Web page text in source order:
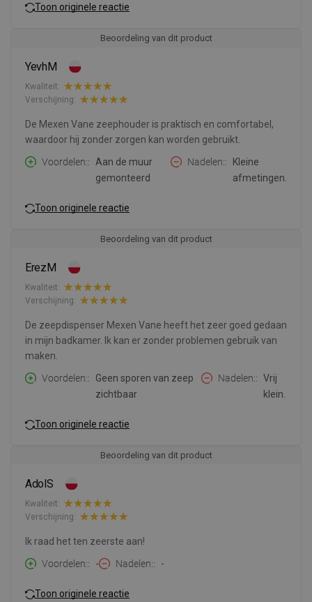
Toon originele reactie
Beoordeling van dit product
YevhM
Kwaliteit:
Verschijning:
De Mexen Vane zeephouder is praktisch en comfortabel,
waardoor hij zonder zorgen kan worden gebruikt.
Voordelen:
Aan de muur
gemonteerd
Nadelen:
Kleine
afmetingen.
Toon originele reactie
Beoordeling van dit product
ErezM
Kwaliteit:
Verschijning:
De zeepdispenser Mexen Vane heeft het zeer goed gedaan
in mijn badkamer. Ik kan er zonder problemen gebruik van
maken.
Voordelen:
Geen sporen van zeep
zichtbaar
Nadelen:
Vrij
klein.
Toon originele reactie
Beoordeling van dit product
AdolS
Kwaliteit:
Verschijning:
Ik raad het ten zeerste aan!
Voordelen:
- Nadelen: -
Toon originele reactie